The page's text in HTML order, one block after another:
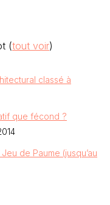
(tout voir)
classé à
que fécond ?
de Paume (jusqu’au